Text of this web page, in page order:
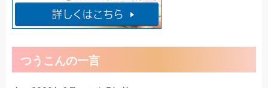
つうこんの一言